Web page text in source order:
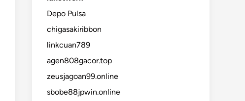
Depo Pulsa
chigasakiribbon
linkcuan789
agen808gacor.top
zeusjagoan99.online
sbobe88jpwin.online